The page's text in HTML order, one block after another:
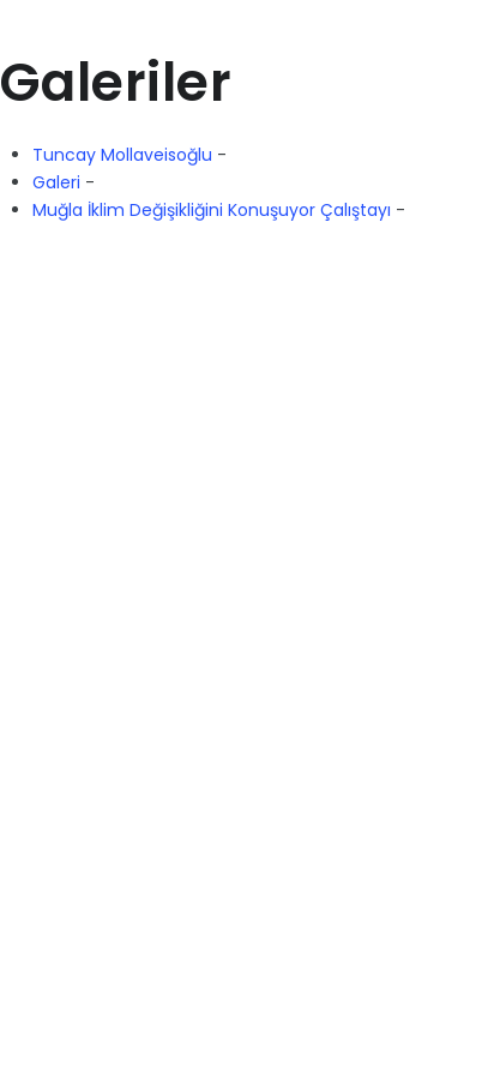
Galeriler
Tuncay Mollaveisoğlu -
Galeri -
Muğla İklim Değişikliğini Konuşuyor Çalıştayı -